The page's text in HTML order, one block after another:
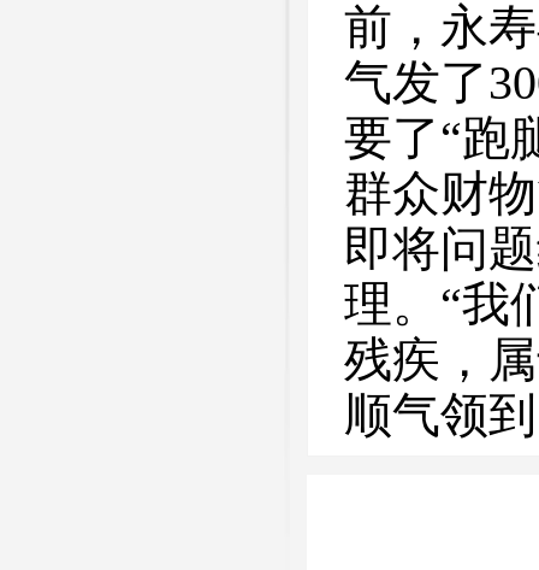
前，永
气发了
要了“跑
群众财
即将问
理。“我
残疾，
顺气领